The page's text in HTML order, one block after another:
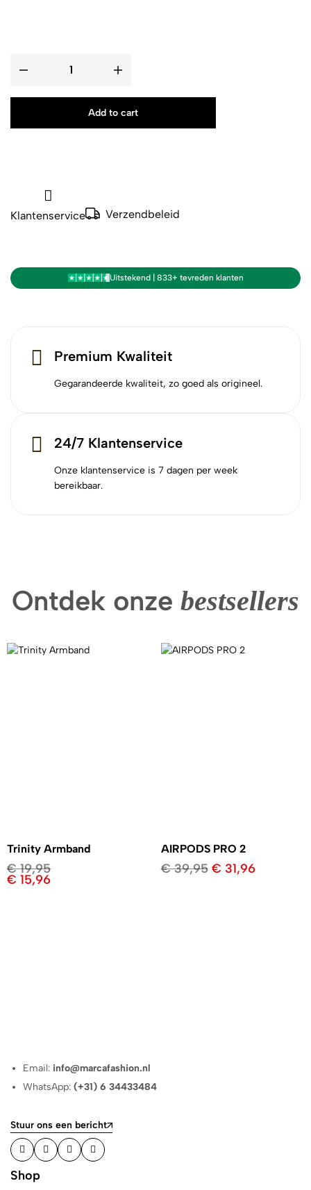
Add to cart
Klantenservice Verzendbeleid
Uitstekend | 833+ tevreden klanten
Premium Kwaliteit
Gegarandeerde kwaliteit, zo goed als origineel.
24/7 Klantenservice
Onze klantenservice is 7 dagen per week
bereikbaar.
Ontdek onze bestsellers
Trinity Armband
€19,95
€ 15,96
AIRPODS PRO 2
€39,95 € 31,96
Email: info@marcafashion.nl
WhatsApp:(+31) 6 34433484
Stuur ons een bericht
Shop